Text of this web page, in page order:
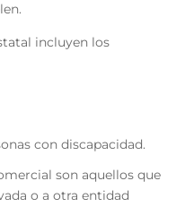
incluyen los
con discapacidad.
son aquellos que
o a otra entidad